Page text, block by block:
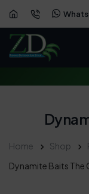
Home Shop
Dynamite Baits The
OFFERTA